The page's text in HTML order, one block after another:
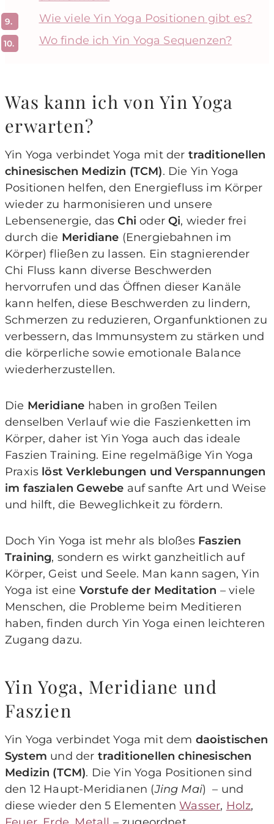
Wie viele Yin Yoga Positionen gibt es?
Wo finde ich Yin Yoga Sequenzen?
Was kann ich von Yin Yoga
erwarten?
Yin Yoga verbindet Yoga mit der traditionellen
chinesischen Medizin (TCM). Die Yin Yoga
Positionen helfen, den Energiefluss im Körper
wieder zu harmonisieren und unsere
Lebensenergie, dasChioderQi, wieder frei
durch die Meridiane (Energiebahnen im
Körper) fließen zu lassen. Ein stagnierender
Chi Fluss kann diverse Beschwerden
hervorrufen und das Öffnen dieser Kanäle
kann helfen, diese Beschwerden zu lindern,
Schmerzen zu reduzieren, Organfunktionen zu
verbessern, das Immunsystem zu stärken und
die körperliche sowie emotionale Balance
wiederherzustellen.
Die Meridiane haben in großen Teilen
denselben Verlauf wie die Faszienketten im
Körper, daher ist Yin Yoga auch das ideale
Faszien Training. Eine regelmäßige Yin Yoga
Praxis löst Verklebungen und Verspannungen
im faszialen Gewebe auf sanfte Art und Weise
und hilft, die Beweglichkeit zu fördern.
Doch Yin Yoga ist mehr als bloßes Faszien
Training, sondern es wirkt ganzheitlich auf
Körper, Geist und Seele. Man kann sagen, Yin
Yoga ist eine Vorstufe der Meditation – viele
Menschen, die Probleme beim Meditieren
haben, finden durch Yin Yoga einen leichteren
Zugang dazu.
Yin Yoga, Meridiane und
Faszien
Yin Yoga verbindet Yoga mit dem daoistischen
System und der traditionellen chinesischen
Medizin (TCM). Die Yin Yoga Positionen sind
den 12 Haupt-Meridianen (Jing Mai) – und
diese wieder den 5 ElementenWasser, Holz,